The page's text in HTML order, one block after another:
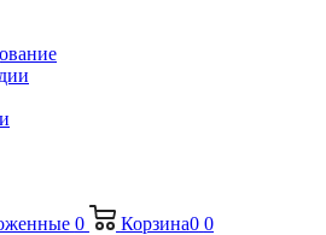
0 Корзина0 0